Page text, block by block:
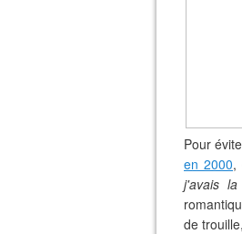
Pour
en 2000,
j'avais
de